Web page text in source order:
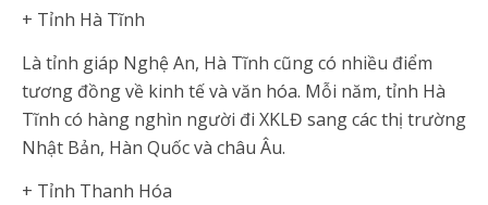
+ Tỉnh Hà Tĩnh
Là tỉnh giáp Nghệ An, Hà Tĩnh cũng có nhiều điểm
tương đồng về kinh tế và văn hóa. Mỗi năm, tỉnh Hà
Tĩnh có hàng nghìn người đi XKLĐ sang các thị trường
Nhật Bản, Hàn Quốc và châu Âu.
+ Tỉnh Thanh Hóa